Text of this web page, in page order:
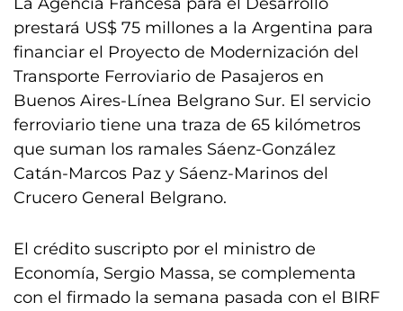
prestará US$ 75 millones a la Argentina para
financiar el Proyecto de Modernización del
Transporte Ferroviario de Pasajeros en
Buenos Aires-Línea Belgrano Sur. El servicio
ferroviario tiene una traza de 65 kilómetros
que suman los ramales Sáenz-González
Catán-Marcos Paz y Sáenz-Marinos del
Crucero General Belgrano.
El crédito suscripto por el ministro de
Economía, Sergio Massa, se complementa
con el firmado la semana pasada con el BIRF